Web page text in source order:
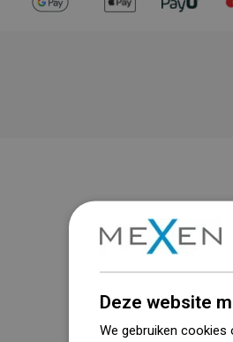
Deze website
We gebruiken cookies